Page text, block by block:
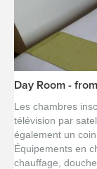
Day Room -
Les chambres
télévision par
également un
Équipements en
chauffage,